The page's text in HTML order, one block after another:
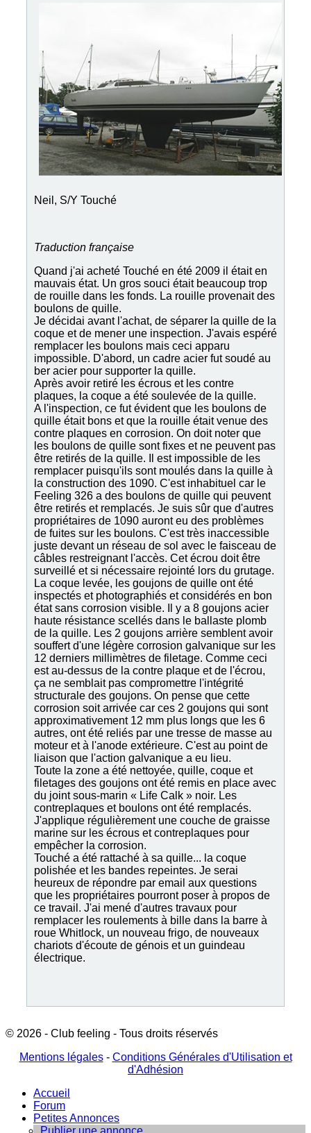
Neil, S/Y Touché
Traduction française
Quand j'ai acheté Touché en été 2009 il était en
mauvais état. Un gros souci était beaucoup trop
de rouille dans les fonds. La rouille provenait des
boulons de quille.
Je décidai avant l'achat, de séparer la quille de la
coque et de mener une inspection. J'avais espéré
remplacer les boulons mais ceci apparu
impossible. D'abord, un cadre acier fut soudé au
ber acier pour supporter la quille.
Après avoir retiré les écrous et les contre
plaques, la coque a été soulevée de la quille.
A l'inspection, ce fut évident que les boulons de
quille était bons et que la rouille était venue des
contre plaques en corrosion. On doit noter que
les boulons de quille sont fixes et ne peuvent pas
être retirés de la quille. Il est impossible de les
remplacer puisqu'ils sont moulés dans la quille à
la construction des 1090. C'est inhabituel car le
Feeling 326 a des boulons de quille qui peuvent
être retirés et remplacés. Je suis sûr que d'autres
propriétaires de 1090 auront eu des problèmes
de fuites sur les boulons. C'est très inaccessible
juste devant un réseau de sol avec le faisceau de
câbles restreignant l'accès. Cet écrou doit être
surveillé et si nécessaire rejointé lors du grutage.
La coque levée, les goujons de quille ont été
inspectés et photographiés et considérés en bon
état sans corrosion visible. Il y a 8 goujons acier
haute résistance scellés dans le ballaste plomb
de la quille. Les 2 goujons arrière semblent avoir
souffert d'une légère corrosion galvanique sur les
12 derniers millimètres de filetage. Comme ceci
est au-dessus de la contre plaque et de l'écrou,
ça ne semblait pas compromettre l'intégrité
structurale des goujons. On pense que cette
corrosion soit arrivée car ces 2 goujons qui sont
approximativement 12 mm plus longs que les 6
autres, ont été reliés par une tresse de masse au
moteur et à l'anode extérieure. C'est au point de
liaison que l'action galvanique a eu lieu.
Toute la zone a été nettoyée, quille, coque et
filetages des goujons ont été remis en place avec
du joint sous-marin « Life Calk » noir. Les
contreplaques et boulons ont été remplacés.
J'applique régulièrement une couche de graisse
marine sur les écrous et contreplaques pour
empêcher la corrosion.
Touché a été rattaché à sa quille... la coque
polishée et les bandes repeintes. Je serai
heureux de répondre par email aux questions
que les propriétaires pourront poser à propos de
ce travail. J'ai mené d'autres travaux pour
remplacer les roulements à bille dans la barre à
roue Whitlock, un nouveau frigo, de nouveaux
chariots d'écoute de génois et un guindeau
électrique.
© 2026 - Club feeling - Tous droits réservés
Mentions légales- Conditions Générales d'Utilisation et
d'Adhésion
Accueil
Forum
Petites Annonces